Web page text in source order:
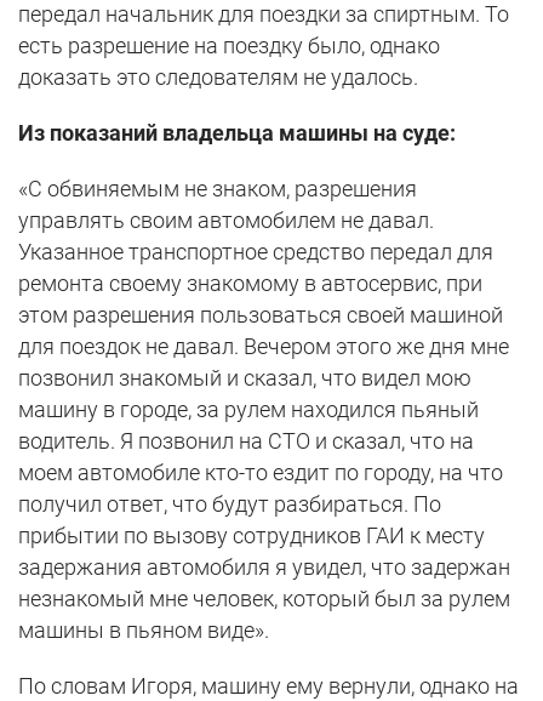
передал начальник для поездки за спиртным. То
есть разрешение на поездку было, однако
доказать это следователям не удалось.
Из показаний владельца машины на суде:
«С обвиняемым не знаком, разрешения
управлять своим автомобилем не давал.
Указанное транспортное средство передал для
ремонта своему знакомому в автосервис, при
этом разрешения пользоваться своей машиной
для поездок не давал. Вечером этого же дня мне
позвонил знакомый и сказал, что видел мою
машину в городе, за рулем находился пьяный
водитель. Я позвонил на СТО и сказал, что на
моем автомобиле кто-то ездит по городу, на что
получил ответ, что будут разбираться. По
прибытии по вызову сотрудников ГАИ к месту
задержания автомобиля я увидел, что задержан
незнакомый мне человек, который был за рулем
машины в пьяном виде».
По словам Игоря, машину ему вернули, однако на